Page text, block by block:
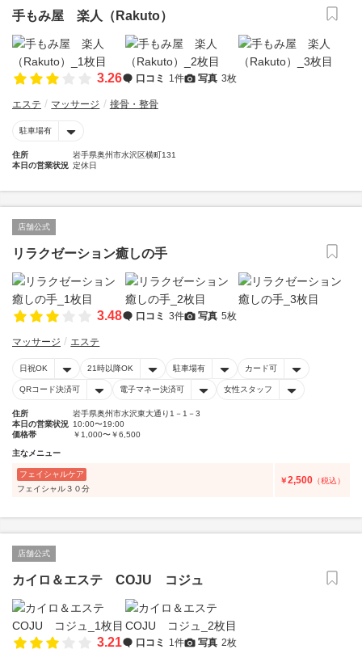
手もみ屋 楽人（Rakuto）
3.26 口コミ 1件 写真 3枚
エステ マッサージ 接骨・整骨
駐車場有
住所
岩手県奥州市水沢区横町131
本日の営業状況 定休日
店舗公式
リラクゼーション癒しの手
3.48 口コミ 3件 写真 5枚
マッサージ エステ
日祝OK 21時以降OK 駐車場有 カード可
QRコード決済可 電子マネー決済可 女性スタッフ
住所
岩手県奥州市水沢東大通り1－1－3
本日の営業状況 10:00〜19:00
価格帯
￥1,000〜￥6,500
主なメニュー
フェイシャルケア
フェイシャル３０分
￥2,500 （税込）
店舗公式
カイロ＆エステ COJU コジュ
3.21 口コミ 1件 写真 2枚